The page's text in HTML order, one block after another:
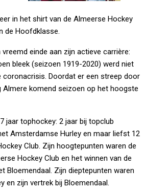
in het shirt van de Almeerse Hockey
de Hoofdklasse.
einde aan zijn actieve carrière:
bleek (seizoen 1919-2020) werd niet
coronacrisis. Doordat er een streep door
Almere komend seizoen op het hoogste
jaar tophockey: 2 jaar bij topclub
Amsterdamse Hurley en maar liefst 12
Club. Zijn hoogtepunten waren de
Hockey Club en het winnen van de
Bloemendaal. Zijn dieptepunten waren
en zijn vertrek bij Bloemendaal.